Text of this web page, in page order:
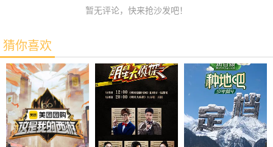
暂无评论，快来抢沙发吧！
猜你喜欢